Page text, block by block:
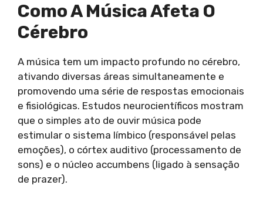
Como A Música Afeta O
Cérebro
A música tem um impacto profundo no cérebro,
ativando diversas áreas simultaneamente e
promovendo uma série de respostas emocionais
e fisiológicas. Estudos neurocientíficos mostram
que o simples ato de ouvir música pode
estimular o sistema límbico (responsável pelas
emoções), o córtex auditivo (processamento de
sons) e o núcleo accumbens (ligado à sensação
de prazer).